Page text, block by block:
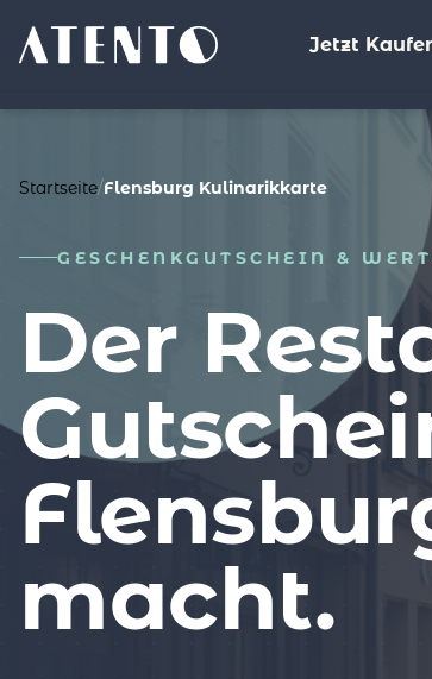
Jetzt
Startseite/Flensburg Kulinarikkarte
GESCHENKGUTSCHEIN &
Der
macht.